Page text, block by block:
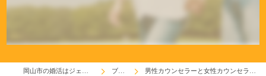
ブログ 男性カウンセラーと女性カウンセラーについて思う